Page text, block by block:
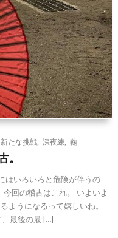
新たな挑戦 深夜練 鞠
。
はいろいろと危険が伴うの
回の稽古はこれ。 いよいよ
ようになるって嬉しいね。
最後の最 […]